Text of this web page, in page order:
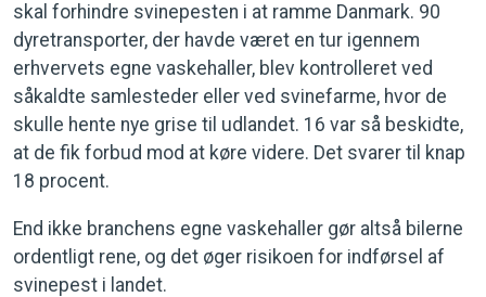
skal forhindre svinepesten i at ramme Danmark. 90
dyretransporter, der havde været en tur igennem
erhvervets egne vaskehaller, blev kontrolleret ved
såkaldte samlesteder eller ved svinefarme, hvor de
skulle hente nye grise til udlandet. 16 var så beskidte,
at de fik forbud mod at køre videre. Det svarer til knap
18 procent.
End ikke branchens egne vaskehaller gør altså bilerne
ordentligt rene, og det øger risikoen for indførsel af
svinepest i landet.